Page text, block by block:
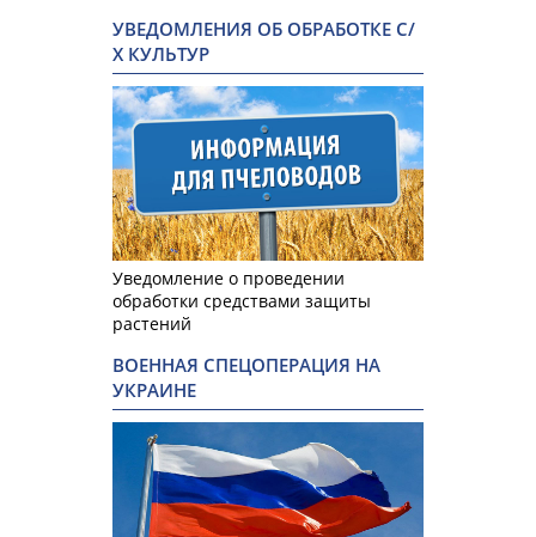
УВЕДОМЛЕНИЯ ОБ ОБРАБОТКЕ С/
Х КУЛЬТУР
Уведомление о проведении
обработки средствами защиты
растений
ВОЕННАЯ СПЕЦОПЕРАЦИЯ НА
УКРАИНЕ